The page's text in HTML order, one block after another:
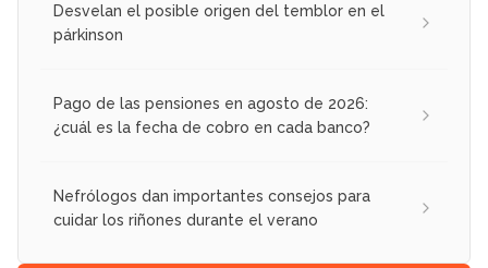
Desvelan el posible origen del temblor en el
párkinson
Pago de las pensiones en agosto de 2026:
¿cuál es la fecha de cobro en cada banco?
Nefrólogos dan importantes consejos para
cuidar los riñones durante el verano